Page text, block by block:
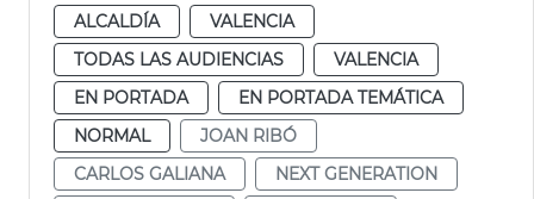
ALCALDÍA
VALENCIA
TODAS LAS AUDIENCIAS
VALENCIA
EN PORTADA
EN PORTADA TEMÁTICA
NORMAL
JOAN RIBÓ
CARLOS GALIANA
NEXT GENERATION